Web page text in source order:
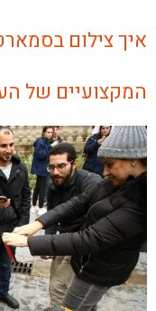
איך צילום
המקצועיים של